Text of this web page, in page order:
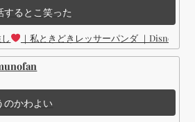
るとこ笑った
｜私ときどきレッサーパンダ ｜Disney (
のかわよい